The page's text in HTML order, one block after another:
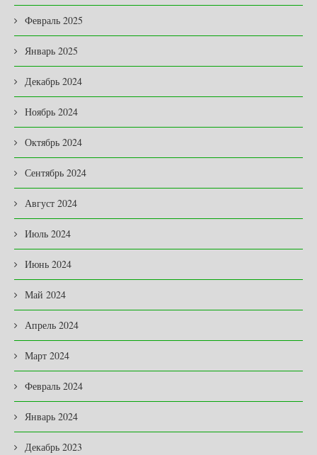
Февраль 2025
Январь 2025
Декабрь 2024
Ноябрь 2024
Октябрь 2024
Сентябрь 2024
Август 2024
Июль 2024
Июнь 2024
Май 2024
Апрель 2024
Март 2024
Февраль 2024
Январь 2024
Декабрь 2023